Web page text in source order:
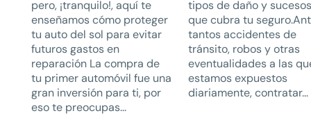
pero, ¡tranquilo!, aquí te
enseñamos cómo proteger
tu auto del sol para evitar
futuros gastos en
reparación La compra de
tu primer automóvil fue una
gran inversión para ti, por
eso te preocupas...
tipos de daño y
que cubra tu
tantos accidentes de
tránsito, robos y otras
eventualidades a las
estamos expuestos
diariamente, contratar...